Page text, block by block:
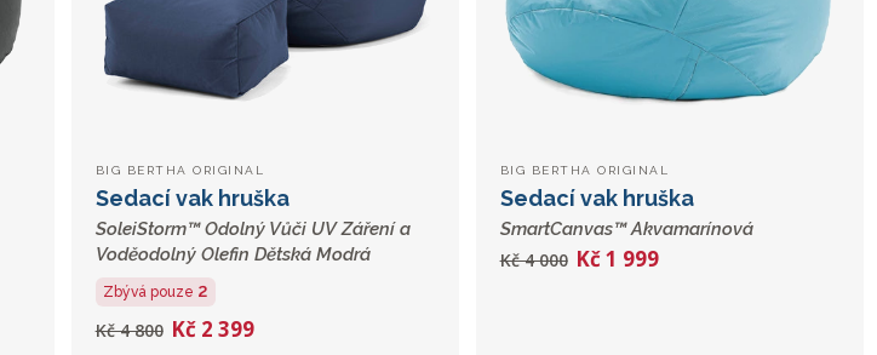
BIG BERTHA ORIGINAL
Sedací vak hruška
SoleiStorm™ Odolný Vůči UV Záření a
Voděodolný Olefin Dětská Modrá
Zbývá pouze 2
Kč 4 800 Kč 2 399
BIG BERTHA ORIGINAL
Sedací vak hruška
SmartCanvas™ Akvamarínová
Kč 4 000 Kč 1 999